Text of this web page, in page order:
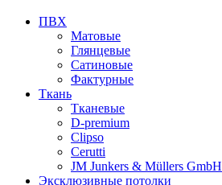
ПВХ
Матовые
Глянцевые
Сатиновые
Фактурные
Ткань
Тканевые
D-premium
Clipso
Cerutti
JM Junkers & Müllers GmbH
Эксклюзивные потолки